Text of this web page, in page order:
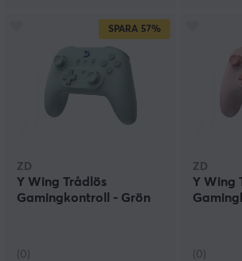
SPARA 57%
ZD
Y Wing Trådlös
Gamingkontroll - Grön
(0)
ZD
Y Wing
(0)